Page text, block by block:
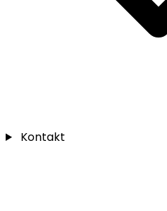
Kontakt